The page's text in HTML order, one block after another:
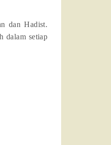
dan Hadist.
dalam setiap